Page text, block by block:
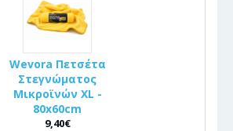
Wevora Πετσέτα
Στεγνώματος
Μικροϊνών XL -
80x60cm
9,40€